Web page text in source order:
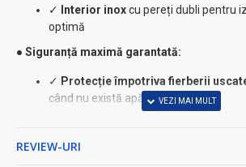
✓
Interior inoxcu pereți dubli pentru
optimă
● Siguranță maximă garantată:
✓ Protecție împotriva fierberii
când nu există apă
Funcție oprire automatăcând apa
✓Marcaj MAX
REVIEW-URI